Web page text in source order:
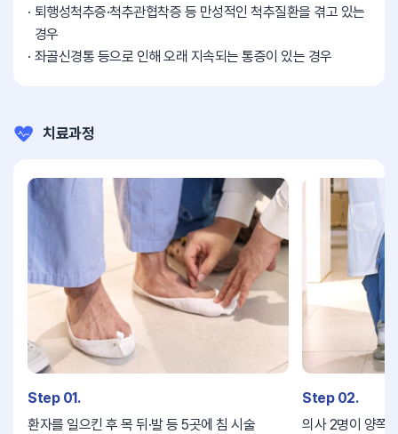
퇴행성척추증·척추관협착증 등 만성적인 척추질환을 겪고 있는
경우
좌골신경통 등으로 인해 오래 지속되는 통증이 있는 경우
치료과정
Step 01.
환자를 일으킨 후 목 뒤·발 등 5곳에 침 시술
Step 02.
의사 2명이 양쪽